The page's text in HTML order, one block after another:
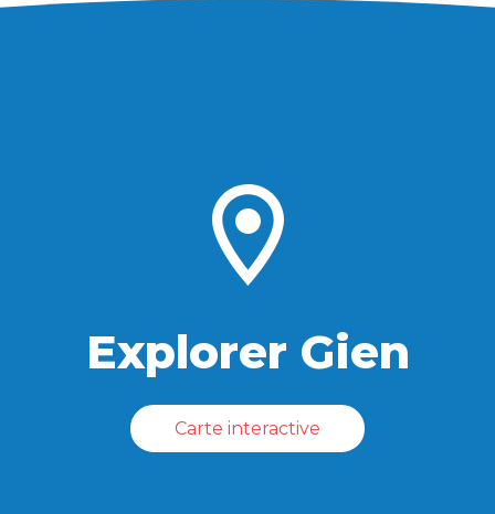
Explorer Gien
Carte interactive